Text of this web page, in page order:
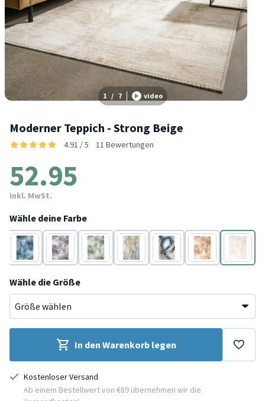
1 / 7 video
Moderner Teppich - Strong Beige
4.91 / 5 11 Bewertungen
52.95
Inkl. MwSt.
Wähle deine Farbe
Türkis Grau Mint Bunt Blau Gold
Beige
Wähle die Größe
In den Warenkorb legen
Kostenloser Versand
Ab einem Bestellwert von €89 übernehmen wir die